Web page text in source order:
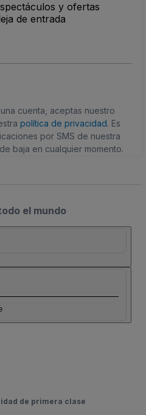
y ofertas
de entrada
cuenta, aceptas nuestro
política de privacidad. Es
por SMS de nuestra
baja en cualquier momento.
el mundo
de primera clase